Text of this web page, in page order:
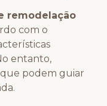
remodelação
com o
entanto,
podem guiar